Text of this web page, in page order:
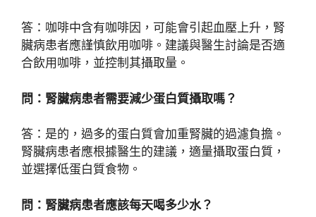
答：咖啡中含有咖啡因，可能會引起血壓上升，腎
臟病患者應謹慎飲用咖啡。建議與醫生討論是否適
合飲用咖啡，並控制其攝取量。
問：腎臟病患者需要減少蛋白質攝取嗎？
答：是的，過多的蛋白質會加重腎臟的過濾負擔。
腎臟病患者應根據醫生的建議，適量攝取蛋白質，
並選擇低蛋白質食物。
問：腎臟病患者應該每天喝多少水？